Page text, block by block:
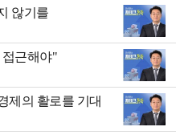
않기를
접근해야"
제의 활로를 기대